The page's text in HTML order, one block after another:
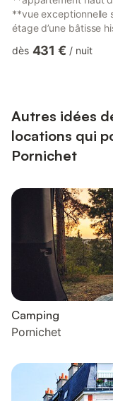
**vue exceptionnelle
étage d’une bâtisse
:** ✔️ **3
**Lave-ling...
dès 431 € / nuit
Autres idées
locations qui
Pornichet
Camping
Pornichet